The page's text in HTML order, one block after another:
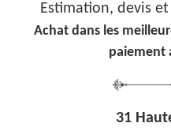
Estimation, devis
Achat dans les
paiement
31